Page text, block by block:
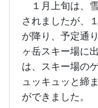
１月上旬は、
されましたが、
が降り、予定通
ヶ岳スキー場に
は、スキー場の
ュッキュッと締
ができました。